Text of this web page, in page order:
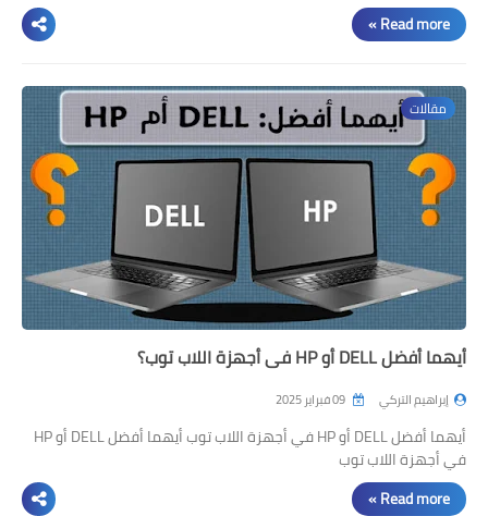
Read more »
مقالات
أيهما أفضل DELL أو HP في أجهزة اللاب توب؟
إبراهيم التركي
أيهما أفضل DELL أو HP في أجهزة اللاب توب أيهما أفضل DELL أو HP
في أجهزة اللاب توب
Read more »